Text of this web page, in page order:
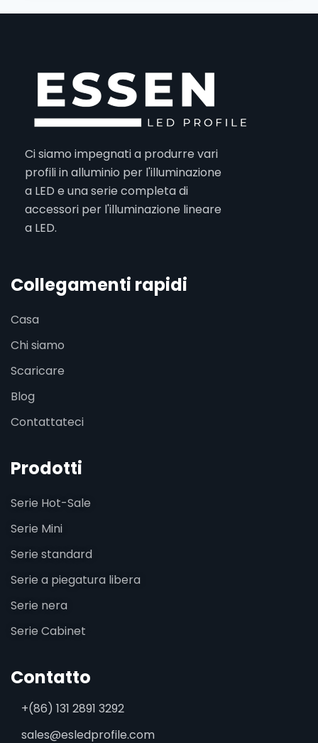
Ci siamo impegnati a produrre vari
profili in alluminio per l'illuminazione
a LED e una serie completa di
accessori per l'illuminazione lineare
a LED.
Collegamenti rapidi
Casa
Chi siamo
Scaricare
Blog
Contattateci
Prodotti
Serie Hot-Sale
Serie Mini
Serie standard
Serie a piegatura libera
Serie nera
Serie Cabinet
Contatto
+(86) 131 2891 3292
sales@esledprofile.com